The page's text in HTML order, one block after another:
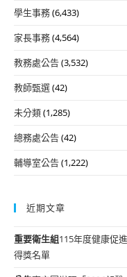
學生事務(6,433)
家長事務(4,564)
教務處公告(3,532)
教師甄選(42)
未分類(1,285)
總務處公告(42)
輔導室公告(1,222)
近期文章
重要衛生組115年度健康促
得獎名單